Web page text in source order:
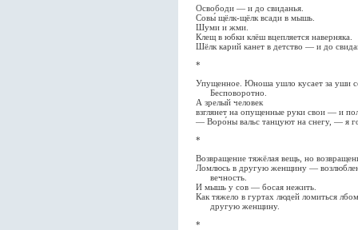
Освободи — и до свиданья.
Совы́ щёлк-щёлк всади в мышь.
Шуми и жми.
Клещ в юбки клёш вцепляется наверняка.
Шёлк карий канет в детство — и до
*
Упущенное. Юноша ушло кусает за уши
Бесповоротно.
А зрелый человек
взглянет на опущенные руки свои — и
— Воро́ны вальс танцуют на снегу, — я
*
Возвращение тяжёлая вещь, но
Ломлюсь в другую женщину —
вечность.
И мышь у сов — босая нежить.
Как тяжело в гуртах людей ломиться
другую женщину.
*